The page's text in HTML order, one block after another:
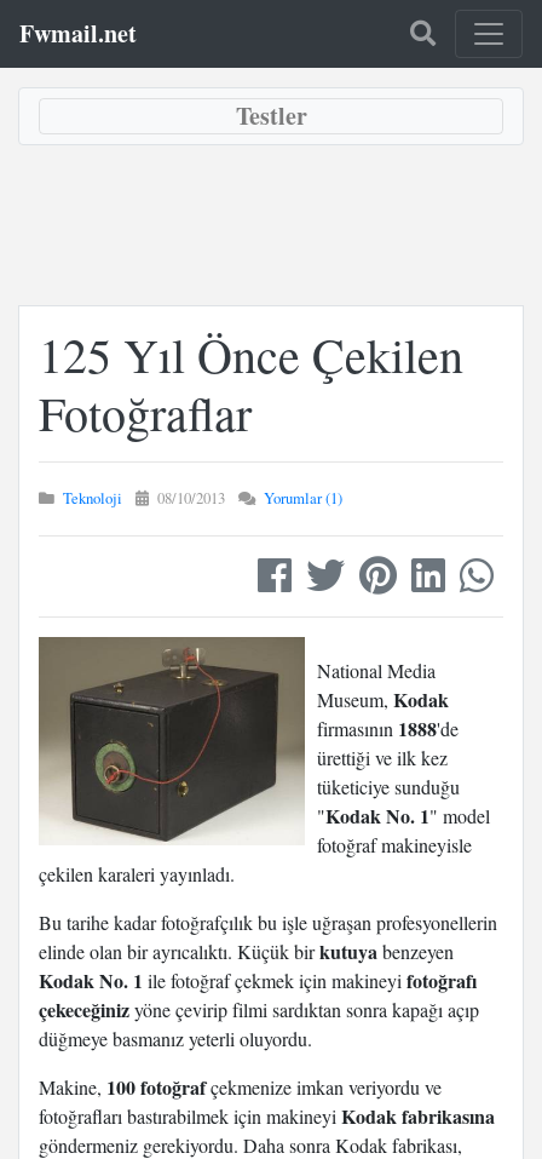
Fwmail.net
Testler
125 Yıl Önce Çekilen
Fotoğraflar
Teknoloji 08/10/2013 Yorumlar (1)
National Media
Museum, Kodak
firmasının 1888'de
ürettiği ve ilk kez
tüketiciye sunduğu
"Kodak No. 1" model
fotoğraf makineyisle
çekilen karaleri yayınladı.
Bu tarihe kadar fotoğrafçılık bu işle uğraşan profesyonellerin
elinde olan bir ayrıcalıktı. Küçük birkutuyabenzeyen
Kodak No. 1 ile fotoğraf çekmek için makineyi fotoğrafı
çekeceğinizyöne çevirip filmi sardıktan sonra kapağı açıp
düğmeye basmanız yeterli oluyordu.
Makine, 100 fotoğrafçekmenize imkan veriyordu ve
fotoğrafları bastırabilmek için makineyi Kodak fabrikasına
göndermeniz gerekiyordu. Daha sonra Kodak fabrikası,